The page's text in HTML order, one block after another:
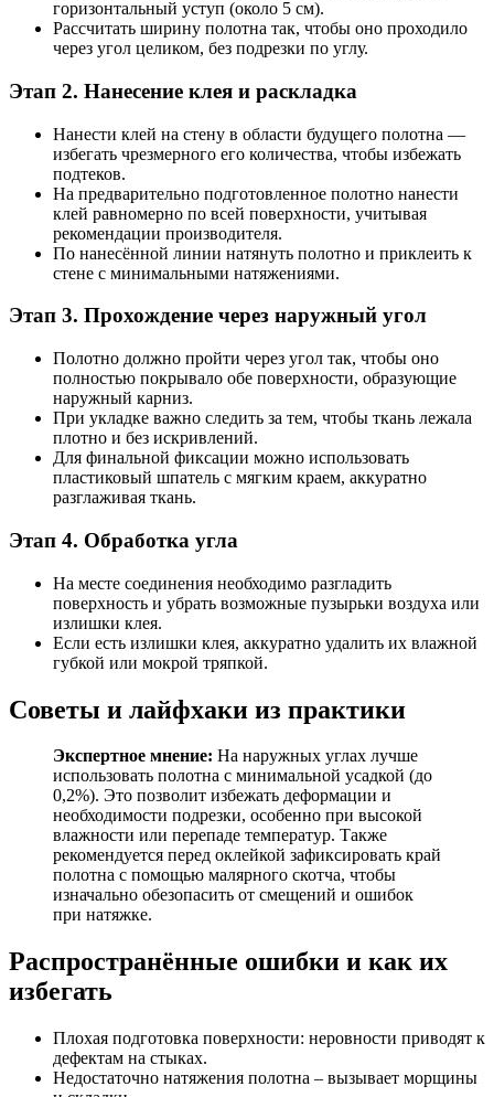
горизонтальный уступ (около 5 см).
Рассчитать ширину полотна так, чтобы оно проходило
через угол целиком, без подрезки по углу.
Этап 2. Нанесение клея и раскладка
Нанести клей на стену в области будущего полотна —
избегать чрезмерного его количества, чтобы избежать
подтеков.
На предварительно подготовленное полотно нанести
клей равномерно по всей поверхности, учитывая
рекомендации производителя.
По нанесённой линии натянуть полотно и приклеить к
стене с минимальными натяжениями.
Этап 3. Прохождение через наружный угол
Полотно должно пройти через угол так, чтобы оно
полностью покрывало обе поверхности, образующие
наружный карниз.
При укладке важно следить за тем, чтобы ткань лежала
плотно и без искривлений.
Для финальной фиксации можно использовать
пластиковый шпатель с мягким краем, аккуратно
разглаживая ткань.
Этап 4. Обработка угла
На месте соединения необходимо разгладить
поверхность и убрать возможные пузырьки воздуха или
излишки клея.
Если есть излишки клея, аккуратно удалить их влажной
губкой или мокрой тряпкой.
Советы и лайфхаки из практики
Экспертное мнение: На наружных углах лучше
использовать полотна с минимальной усадкой (до
0,2%). Это позволит избежать деформации и
необходимости подрезки, особенно при высокой
влажности или перепаде температур. Также
рекомендуется перед оклейкой зафиксировать край
полотна с помощью малярного скотча, чтобы
изначально обезопасить от смещений и ошибок
при натяжке.
Распространённые ошибки и как их
избегать
Плохая подготовка поверхности: неровности приводят к
дефектам на стыках.
Недостаточно натяжения полотна – вызывает морщины